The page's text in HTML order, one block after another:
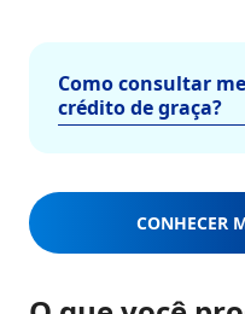
Como consultar
crédito de graça?
CONHECER